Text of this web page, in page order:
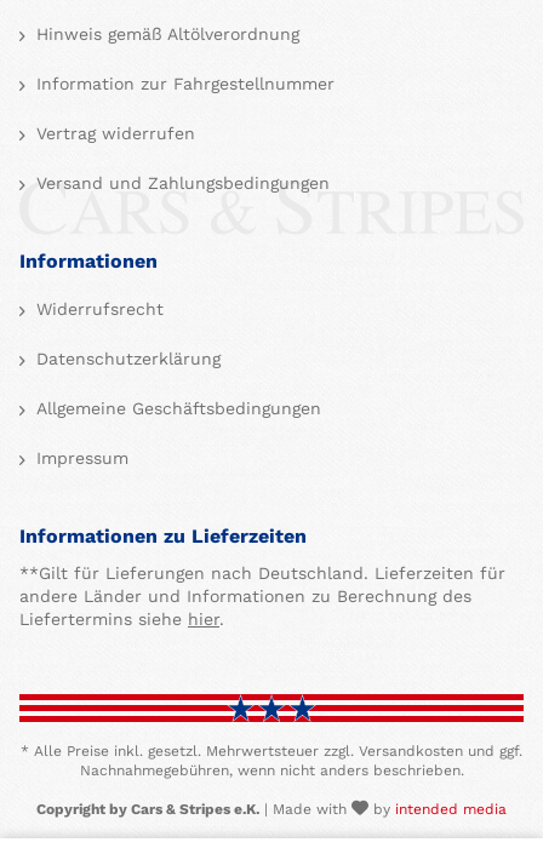
Hinweis gemäß Altölverordnung
Information zur Fahrgestellnummer
Vertrag widerrufen
Versand und Zahlungsbedingungen
Informationen
Widerrufsrecht
Datenschutzerklärung
Allgemeine Geschäftsbedingungen
Impressum
Informationen zu Lieferzeiten
**Gilt für Lieferungen nach Deutschland. Lieferzeiten für
andere Länder und Informationen zu Berechnung des
Liefertermins siehe hier.
* Alle Preise inkl. gesetzl. Mehrwertsteuer zzgl. Versandkosten und ggf.
Nachnahmegebühren, wenn nicht anders beschrieben.
Copyright by Cars & Stripes e.K. | Made with by intended media